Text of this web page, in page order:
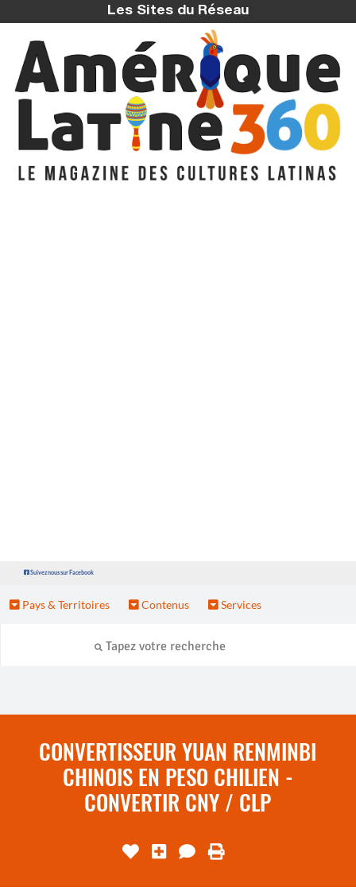
Les Sites du Réseau
Suivez nous sur Facebook
Pays & Territoires Contenus Services
CONVERTISSEUR YUAN RENMINBI
CHINOIS EN PESO CHILIEN -
CONVERTIR CNY / CLP